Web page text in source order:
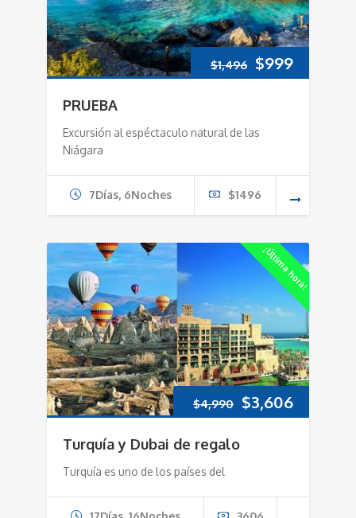
$1,496 Original
was:
$999Current
PRUEBA
Excursión al espéctaculo natural de las
Niágara
7Días, 6Noches $1496
¡Última hora!
$4,990 Original
$4,990.
$3,606Current
$3,606.
Turquía y Dubai de regalo
Turquía es uno de los países del